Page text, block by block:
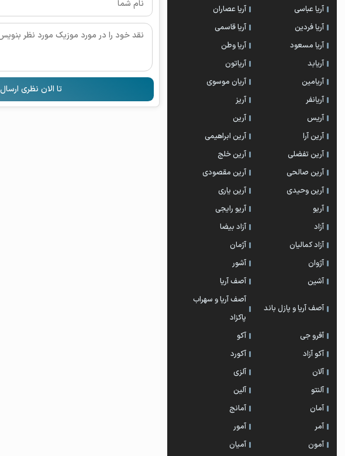
تا الان نظری
آریا عباسی
آریا عصاران
آریا فردین
آریا قاسمی
آریا مسعود
آریا وطن
آریابد
آریاتون
آریامین
آریان موسوی
آریانفر
آریز
آریس
آرین
آرین آرا
آرین ابراهیمی
آرین تفضلی
آرین خلج
آرین صالحی
آرین مقصودی
آرین وحیدی
آرین یاری
آریو
آریو رایجی
آزاد
آزاد بیضا
آزاد کمالیان
آژمان
آژوان
آشور
آشین
آصف آریا
آصف آریا و پازل باند
آصف آریا و سهراب
پاکزاد
آفرو جی
آکو
آکو آزاد
آکورد
آلان
آلزی
آلنتو
آلین
آمان
آمانج
آمر
آمور
آمون
آمیان